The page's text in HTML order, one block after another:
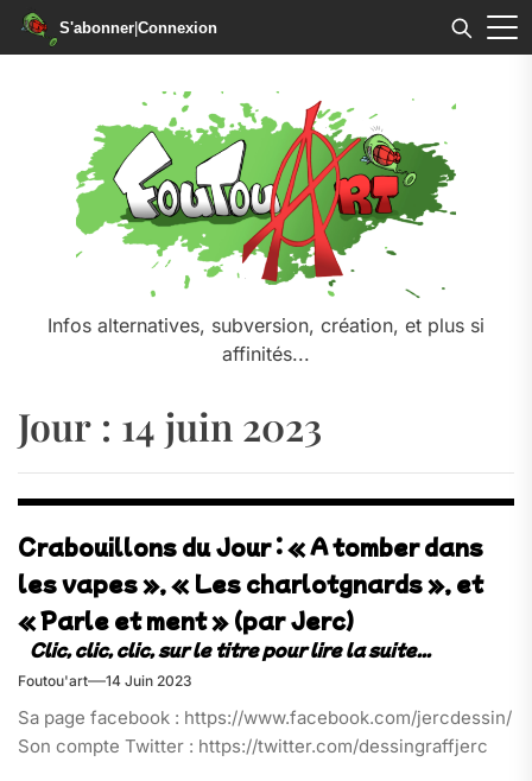
S'abonner|Connexion
Infos alternatives, subversion, création, et plus si
affinités...
Jour : 14 juin 2023
Crabouillons du Jour : « A tomber dans
les vapes », « Les charlotgnards », et
« Parle et ment » (par Jerc)
Foutou'art 14 Juin 2023
Sa page facebook : https://www.facebook.com/jercdessin/
Son compte Twitter : https://twitter.com/dessingraffjerc